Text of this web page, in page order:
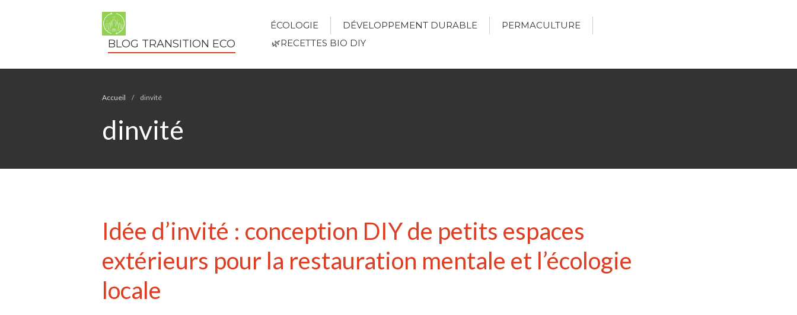
BLOG TRANSITION ECO
ÉCOLOGIE DÉVELOPPEMENT DURABLE
PERMACULTURE
🌿RECETTES BIO DIY
Accueil / dinvité
dinvité
Idée d’invité : conception DIY de petits espaces
extérieurs pour la restauration mentale et l’écologie
locale